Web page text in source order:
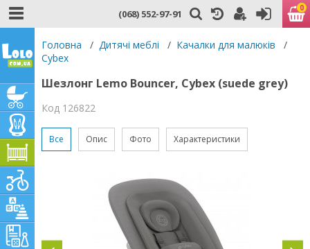
(068) 552-97-91 0
Головна / Дитячі меблі / Качалки для малюків
/
Cybex
Шезлонг Lemo Bouncer, Cybex (suede grey)
Код 126822
Все Опис Фото Характеристики